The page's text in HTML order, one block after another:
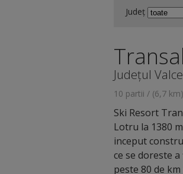
Județ
Județul
10 partii / (6,7
Ski Resort
Lotru la 1380
inceput
ce se doreste
peste 80 de